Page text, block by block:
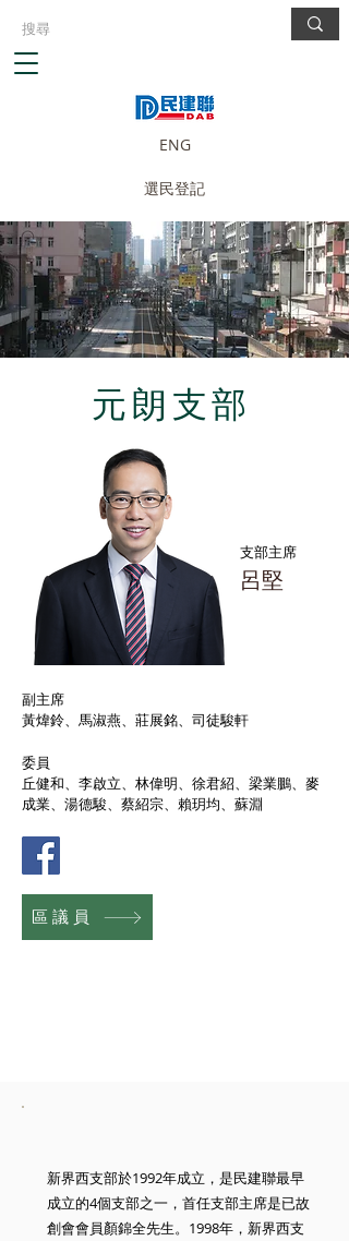
ENG
選民登記
元朗支部
支部主席
呂堅
副主席
黃煒鈴、馬淑燕、莊展銘、司徒駿軒
委員
丘健和、李啟立、林偉明、徐君紹、梁業鵬、麥
成業、湯德駿、蔡紹宗、賴玥均、蘇淵
區議員
新界西支部於1992年成立，是民建聯最早
成立的4個支部之一，首任支部主席是已故
創會會員顏錦全先生。1998年，新界西支